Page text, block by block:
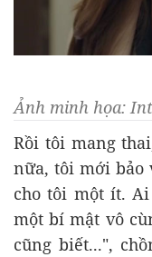
Ảnh minh họa:
Rồi tôi mang
nữa, tôi mới bảo
cho tôi một ít.
một bí mật vô
cũng biết...",